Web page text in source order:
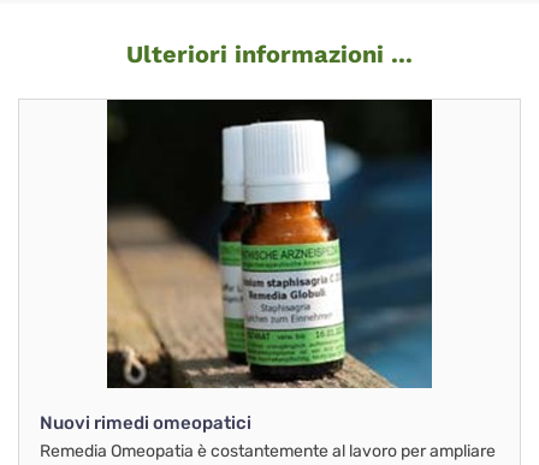
Ulteriori informazioni ...
Nuovi rimedi omeopatici
Remedia Omeopatia è costantemente al lavoro per ampliare